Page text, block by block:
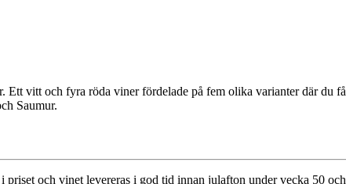
vitt och fyra röda viner fördelade på fem olika varianter där du
Saumur.
och vinet levereras i god tid innan julafton under vecka 50